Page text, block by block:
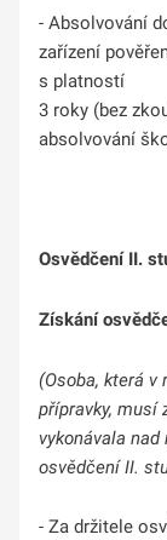
- Absolvování
zařízení
s platností
3 roky (bez
absolvování
Osvědčení II.
Získání
(Osoba, která
přípravky, musí
vykonávala
osvědčení II.
- Za držitele